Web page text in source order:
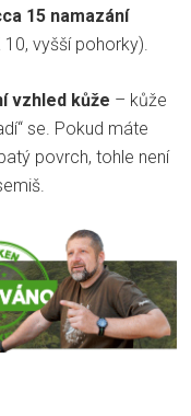
15 namazání
vyšší pohorky).
vzhled kůže – kůže
se. Pokud máte
povrch, tohle není